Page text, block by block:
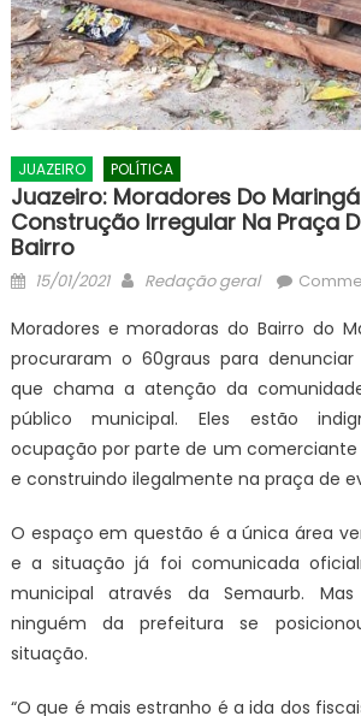
JUAZEIRO POLÍTICA
Juazeiro: Moradores Do
Construção Irregular Na Praça
Bairro
Posted
15/01/2021 Author
Redação geral
Moradores e moradoras do Bairro do
procuraram o 60graus para denunciar
que chama a atenção da
público municipal. Eles estão
ocupação por parte de um
e construindo ilegalmente na praça de
O espaço em questão é a única área
e a situação já foi comunicada
municipal através da Semaurb.
ninguém da prefeitura se
situação.
“O que é mais estranho é a ida dos